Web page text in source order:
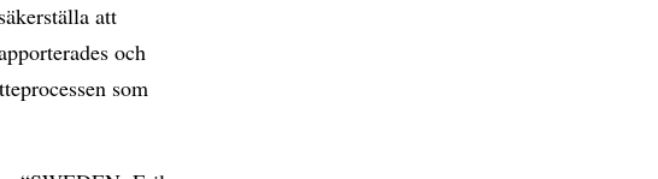
att
och
som